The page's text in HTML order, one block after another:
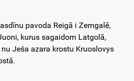
pavoda Reigā i Zemgalē,
kurus sagaidom Latgolā,
Ješa azara krostu Kruoslovys